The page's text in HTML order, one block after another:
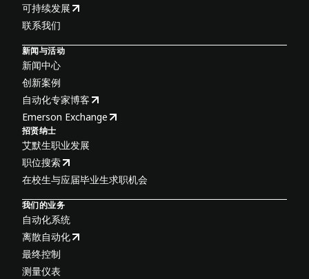
可持续发展
联系我们
新闻与活动
新闻中心
创新案例
自动化专家博客
Emerson Exchange
招贤纳士
艾默生职业发展
职位搜索
在校生与应届毕业生求职机会
我们的业务
自动化系统
离散自动化
最终控制
测量仪表